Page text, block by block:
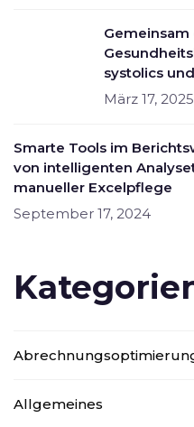
systolics
März 17, 2025
Smarte Tools im
von intelligenten
manueller Excelpflege
September 17, 2024
Allgemeines